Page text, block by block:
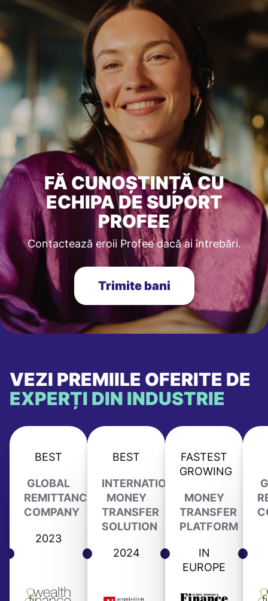
FĂ CUNOȘTINȚĂ CU
ECHIPA DE SUPORT
PROFEE
Contactează eroii Profee dacă ai întrebări.
Trimite bani
VEZI PREMIILE OFERITE DE
EXPERȚI DIN INDUSTRIE
BEST
GLOBAL
REMITTANCE
COMPANY
2023
BEST
INTERNATIONAL
MONEY
TRANSFER
SOLUTION
2024
FASTEST
GROWING
MONEY
TRANSFER
PLATFORM
IN
EUROPE